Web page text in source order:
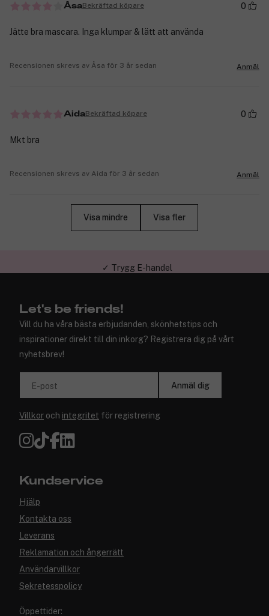
ÅsaBekräftad köpare 0
Jätte bra mascara. Inga klumpar & lätt att använda
Recensionen skrevs av Åsa för 3 år sedan Anmäl
AidaBekräftad köpare 0
Mkt bra
Recensionen skrevs av Aida för 3 år sedan Anmäl
Visa mindre Visa fler
Let's be friends!
Vill du ha våra bästa erbjudanden, skönhetstips och
inspirationer direkt till din inkorg? Registrera dig på vårt
nyhetsbrev!
E-post Anmäl dig
Villkor och integritet för registrering
Kundservice
Hjälp
Kontakta oss
Leverans
Reklamation och ångerrätt
Användarvillkor
Sekretesspolicy
Öppettider: